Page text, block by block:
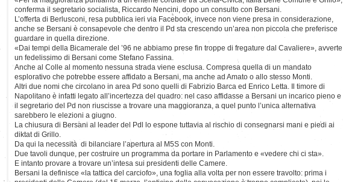
conferma il segretario socialista, Riccardo Nencini, dopo un consulto con Bersani.
L’offerta di Berlusconi, resa pubblica ieri via Facebook, invece non viene presa in considerazione,
anche se Bersani è consapevole che dentro il Pd sta crescendo un’area non piccola che preferisce
guardare in quella direzione.
«Dai tempi della Bicamerale del ’96 ne abbiamo prese fin troppe di fregature dal Cavaliere», avverte
un fedelissimo di Bersani come Stefano Fassina.
Anche al Colle al momento nessuna strada viene esclusa. Compresa quella di un mandato
esplorativo che potrebbe essere affidato a Bersani, ma anche ad Amato o allo stesso Monti.
Altri due nomi che circolano in area Pd sono quelli di Fabrizio Barca ed Enrico Letta. Il timore di
Napolitano è infatti legato all’incertezza del quadro: nel caso affidasse a Bersani un incarico pieno e
il segretario del Pd non riuscisse a trovare una maggioranza, a quel punto l’unica alternativa
sarebbero le elezioni a giugno.
La chiusura di Bersani al leader del Pdl lo espone tuttavia al rischio di consegnarsi mani e piedi ai
diktat di Grillo.
Da qui la necessità di bilanciare l’apertura al M5S con Monti.
Due tavoli dunque, per costruire un programma da portare in Parlamento e «vedere chi ci sta».
E intanto provare a trovare un’intesa sui presidenti delle Camere.
Bersani la definisce «la tattica del carciofo», una foglia alla volta per non essere travolto: prima i